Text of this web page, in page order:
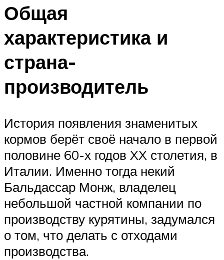
Общая
характеристика и
страна-
производитель
История появления знаменитых
кормов берёт своё начало в первой
половине 60-х годов XX столетия, в
Италии. Именно тогда некий
Бальдассар Монж, владелец
небольшой частной компании по
производству курятины, задумался
о том, что делать с отходами
производства.